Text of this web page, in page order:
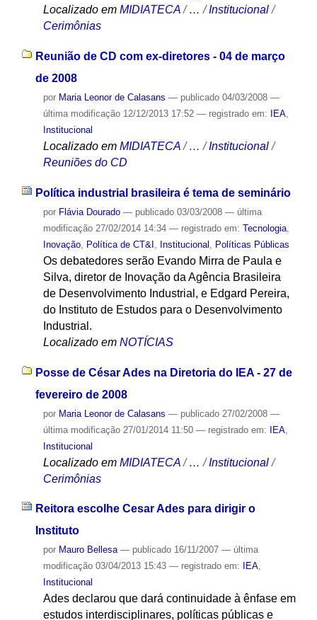
Localizado em MIDIATECA / …/Institucional /
Cerimônias
Reunião de CD com ex-diretores - 04 de março
de 2008
por Maria Leonor de Calasans — publicado04/03/2008 —
última modificação12/12/2013 17:52 — registrado em: IEA,
Institucional
Localizado em MIDIATECA /…/Institucional /
Reuniões do CD
Política industrial brasileira é tema de seminário
por Flávia Dourado — publicado03/03/2008 — última
modificação27/02/2014 14:34 — registrado em: Tecnologia,
Inovação, Política de CT&I Institucional Políticas Públicas
Os debatedores serão Evando Mirra de Paula e
Silva, diretor de Inovação da Agência Brasileira
de Desenvolvimento Industrial, e Edgard Pereira,
do Instituto de Estudos para o Desenvolvimento
Industrial.
Localizado em NOTÍCIAS
Posse de César Ades na Diretoria do IEA - 27 de
fevereiro de 2008
por Maria Leonor de Calasans — publicado27/02/2008 —
última modificação27/01/2014 11:50 — registrado em: IEA,
Institucional
Localizado em MIDIATECA /…/Institucional /
Cerimônias
Reitora escolhe Cesar Ades para dirigir o
Instituto
por Mauro Bellesa — publicado16/11/2007 — última
modificação03/04/2013 15:43 — registrado em: IEA,
Institucional
Ades declarou que dará continuidade à ênfase em
estudos interdisciplinares, políticas públicas e